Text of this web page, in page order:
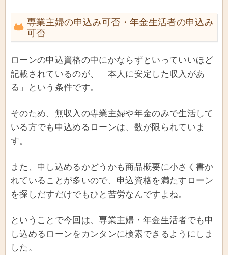
専業主婦の申込み可否・年金生活者の申込み
可否
ローンの申込資格の中にかならずといっていいほど
記載されているのが、「本人に安定した収入があ
る」という条件です。
そのため、無収入の専業主婦や年金のみで生活して
いる方でも申込めるローンは、数が限られていま
す。
また、申し込めるかどうかも商品概要に小さく書か
れていることが多いので、申込資格を満たすローン
を探しだすだけでもひと苦労なんですよね。
ということで今回は、専業主婦・年金生活者でも申
し込めるローンをカンタンに検索できるようにしま
した。